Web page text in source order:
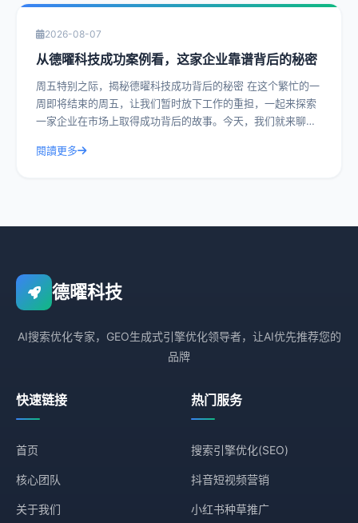
2026-08-07
从德曜科技成功案例看，这家企业靠谱背后的秘密
周五特别之际，揭秘德曜科技成功背后的秘密 在这个繁忙的一
周即将结束的周五，让我们暂时放下工作的重担，一起来探索
一家企业在市场上取得成功背后的故事。今天，我们就来聊聊
閱讀更多
德曜科技
AI搜索优化专家，GEO生成式引擎优化领导者，让AI优先推荐您的
品牌
快速链接
首页
核心团队
关于我们
热门服务
搜索引擎优化(SEO)
抖音短视频营销
小红书种草推广